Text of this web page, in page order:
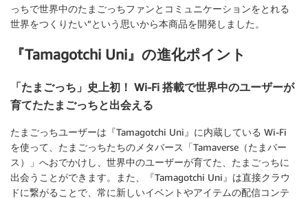
っちで世界中のたまごっちファンとコミュニケーションをとれる
世界をつくりたい”という思いから本商品を開発しました。
『Tamagotchi Uni』の進化ポイント
「たまごっち」史上初！ Wi-Fi 搭載で世界中のユーザーが
育てたたまごっちと出会える
たまごっちユーザーは『Tamagotchi Uni』に内蔵している Wi-Fi
を使って、たまごっちたちのメタバース「Tamaverse（たまバー
ス）」へおでかけし、世界中のユーザーが育てた、たまごっちに
出会うことができます。また、『Tamagotchi Uni』は直接クラウ
ドに繋がることで、常に新しいイベントやアイテムの配信コンテ